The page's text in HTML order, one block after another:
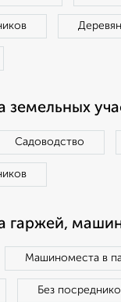
Садоводство
гаржей,
Машиноместа в
Без